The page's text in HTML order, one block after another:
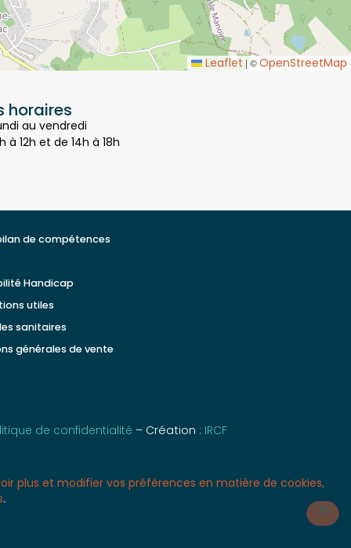
Leaflet|© OpenStreetMap
au vendredi
à 12h et de 14h à 18h
formation !
plus et modifier vos préférences en matière de cookies,
.